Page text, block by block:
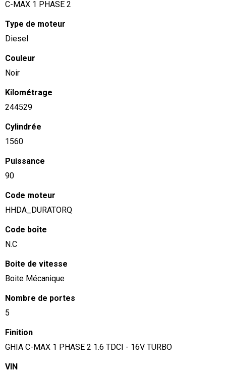
C-MAX 1 PHASE 2
Type de moteur
Diesel
Couleur
Noir
Kilométrage
244529
Cylindrée
1560
Puissance
90
Code moteur
HHDA_DURATORQ
Code boîte
N.C
Boite de vitesse
Boite Mécanique
Nombre de portes
5
Finition
GHIA C-MAX 1 PHASE 2 1.6 TDCI - 16V TURBO
VIN